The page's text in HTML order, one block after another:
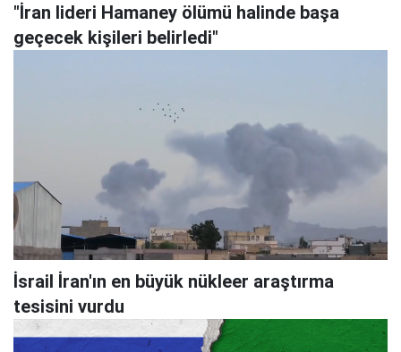
"İran lideri Hamaney ölümü halinde başa
geçecek kişileri belirledi"
İsrail İran'ın en büyük nükleer araştırma
tesisini vurdu